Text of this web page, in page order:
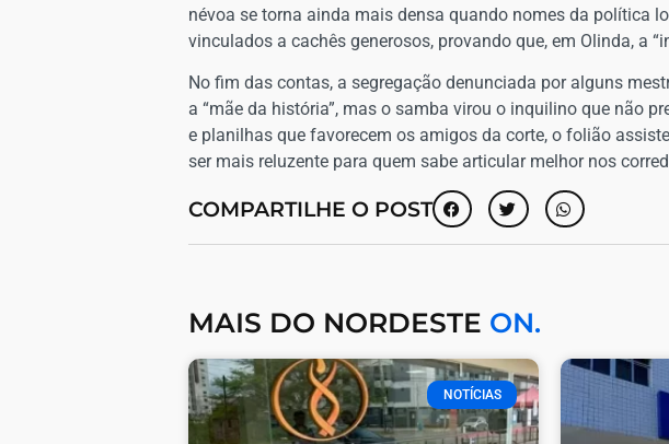
névoa se torna ainda mais densa quando nomes da política
vinculados a cachês generosos, provando que, em Olinda, a
No fim das contas, a segregação denunciada por alguns
a “mãe da história”, mas o samba virou o inquilino que não
e planilhas que favorecem os amigos da corte, o folião
ser mais reluzente para quem sabe articular melhor nos
COMPARTILHE O POST
MAIS DO NORDESTE ON.
NOTÍCIAS